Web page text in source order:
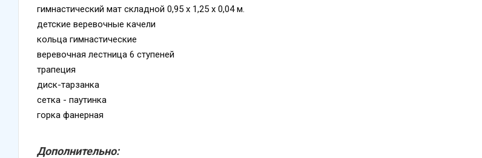
гимнастический мат складной 0,95 х 1,25 х 0,04 м.
детские веревочные качели
кольца гимнастические
веревочная лестница 6 ступеней
трапеция
диск-тарзанка
сетка - паутинка
горка фанерная
Дополнительно: